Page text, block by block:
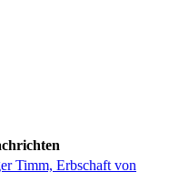
Timm, Erbschaft von